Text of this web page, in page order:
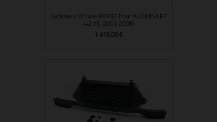
Radiateur D'huile FORGE Pour AUDI RS4 B7
4.2 V8 (2006-2008)
Prix
1 413,00 €